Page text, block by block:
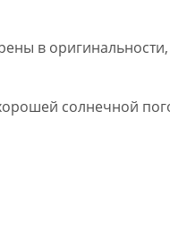
в
солнечной